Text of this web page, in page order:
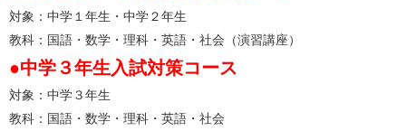
対象：中学１年生・中学２年生
教科：国語・数学・理科・英語・社会（演習講座）
●中学３年生入試対策コース
対象：中学３年生
教科：国語・数学・理科・英語・社会